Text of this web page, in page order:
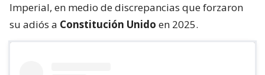
Imperial, en medio de discrepancias que forzaron
su adiós a Constitución Unido en 2025.